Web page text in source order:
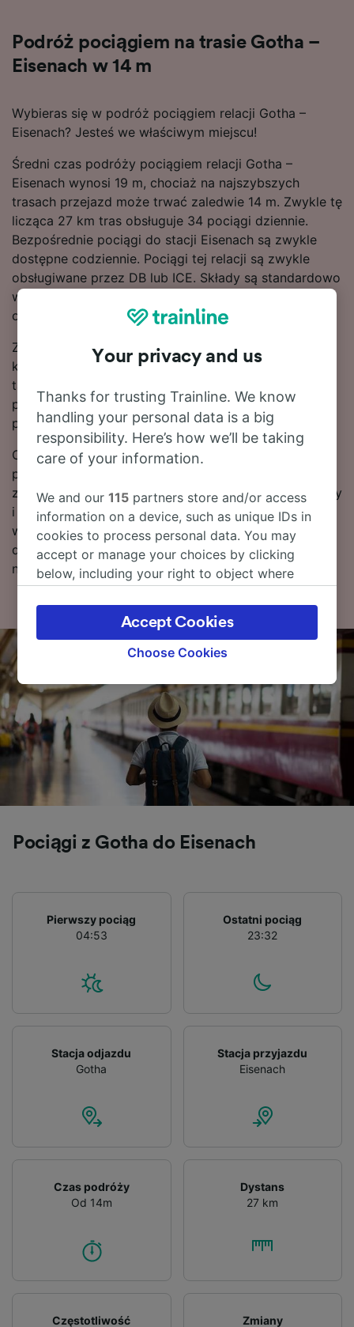
Podróż pociągiem na trasie Gotha –
Eisenach w 14 m
Wybieras się w podróż pociągiem relacji Gotha –
Eisenach? Jesteś we właściwym miejscu!
Średni czas podróży pociągiem relacji Gotha –
Eisenach wynosi 19 m, chociaż na najszybszych
trasach przejazd może trwać zaledwie 14 m. Zwykle tę
licząca 27 km tras obsługuje 34 pociągi dziennie.
Bezpośrednie pociągi do stacji Eisenach są zwykle
dostępne codziennie. Pociągi tej relacji są zwykle
obsługiwane przez DB lub ICE. Składy są standardowo
wyposażone w nowoczesne, wygodne siedzenia oraz
oferują mnóstwo miejsca na bagaż.
Zaplanuj podróż z wyprzedzeniem i zarezerwuj bilety
kolejowe wcześniej, aby załapać się na najtańsze
taryfy. Skorzystaj z naszego narzędzia do planowania
podróży, aby sprawdzić aktualne ceny za przejazd
pociągiem relacji Gotha – Eisenach.
Czytaj dalej, aby znaleźć więcej informacji na temat
podróży pociągiem do stacji Eisenach, w tym często
zadawane pytania, rozkład jazdy zawierający pierwszy
i ostatni kurs oraz wskazówki dotyczące
wyszukiwania tanich biletów kolejowych. Jeśli chcesz
dokonać rezerwacji, już dziś poszukaj biletów w
naszym serwisie.
Pociągi z Gotha do Eisenach
Pierwszy pociąg
04:53
Ostatni pociąg
23:32
Stacja odjazdu
Gotha
Stacja przyjazdu
Eisenach
Czas podróży
Od 14m
Dystans
27 km
Częstotliwość Zmiany
Your privacy and us
Thanks for trusting Trainline. We know
handling your personal data is a big
responsibility. Here’s how we’ll be taking
care of your information.
We and our115 partners store and/or access
information on a device, such as unique IDs in
cookies to process personal data. You may
accept or manage your choices by clicking
below, including your right to object where
the privacy policy page. These choices will be
signaled to our partners and will not affect
browsing data. Your data will not be used for
track you.
We and our partners process data to provide:
Use precise geolocation data. Actively scan
device characteristics for identification. Store
and/or access information on a device.
Personalised advertising and content,
advertising and content measurement,
List of Partners
Choose Cookies
Accept Cookies